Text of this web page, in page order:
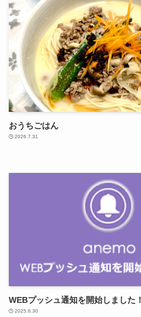
おうちごはん
2026.7.31
WEBプッシュ通知を開始しました！
2025.6.30